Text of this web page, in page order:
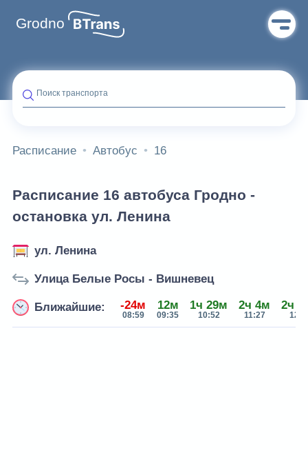
Grodno
Поиск транспорта
Расписание Автобус 16
Расписание 16 автобуса Гродно -
остановка ул. Ленина
ул. Ленина
Улица Белые Росы - Вишневец
Ближайшие: -24м
08:59
12м
09:35
1ч 29м
10:52
2ч 4м
11:27
2ч